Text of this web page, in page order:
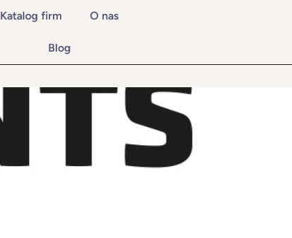
Katalog firm O nas
Blog